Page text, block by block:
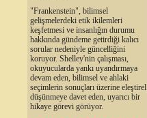
"Frankenstein", bilimsel
gelişmelerdeki etik ikilemleri
keşfetmesi ve insanlığın durumu
hakkında gündeme getirdiği kalıcı
sorular nedeniyle güncelliğini
koruyor. Shelley'nin çalışması,
okuyucularda yankı uyandırmaya
devam eden, bilimsel ve ahlaki
seçimlerin sonuçları üzerine eleştirel
düşünmeye davet eden, uyarıcı bir
hikaye görevi görüyor.